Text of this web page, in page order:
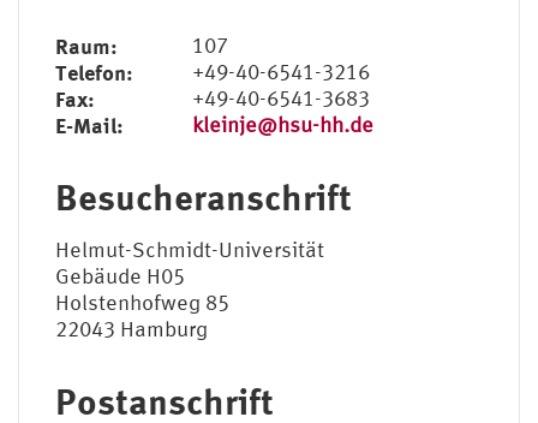
Raum: 107
Telefon: +49-40-6541-3216
Fax: +49-40-6541-3683
E-Mail: kleinje@hsu-hh.de
Besucheranschrift
Helmut-Schmidt-Universität
Gebäude H05
Holstenhofweg 85
22043 Hamburg
Postanschrift